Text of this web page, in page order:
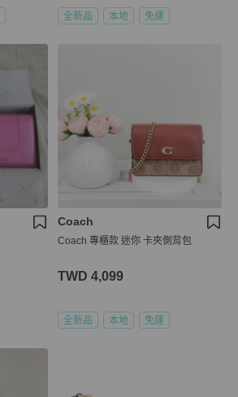
全新品 本地 免運
Coach
Coach 專櫃款 迷你 卡夾側背包
TWD 4,099
全新品 本地 免運